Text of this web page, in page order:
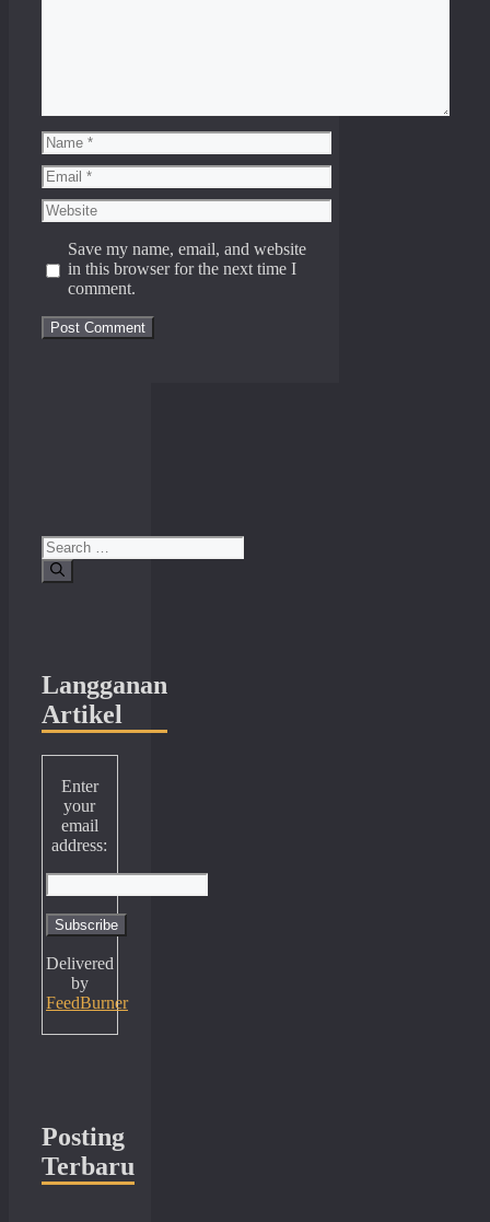
Name
Email
Website
Save my name, email, and website
in this browser for the next time I
comment.
Search
for:
Langganan
Artikel
Enter
your
email
address:
Delivered
by
FeedBurner
Posting
Terbaru